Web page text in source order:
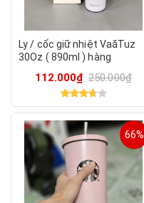
Ly / cốc giữ nhiệt VaăTuz
30Oz ( 890ml ) hàng
nhiên)112.000₫ 250.000₫
66%